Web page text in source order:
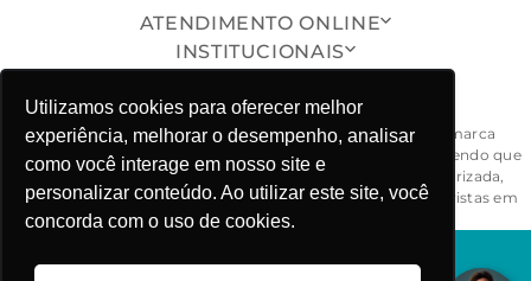
Utilizamos cookies para oferecer melhor
experiência, melhorar o desempenho, analisar
como você interage em nosso site e
personalizar conteúdo. Ao utilizar este site, você
concorda com o uso de cookies.
ATENDIMENTO ONLINE
INSTITUCIONAIS
ONDE ESTAMOS
Todas as peças, modelos, desenhos, design e formas da marca
Fabiola Molina® são exclusivos e devidamente protegidos, sendo que
a sua reprodução, imitação ou cópia, de maneira não autorizada,
ensejarão ao responsável às penalidades civil e criminal previstas em
lei. - CNPJ: 03.781.919/0001-58